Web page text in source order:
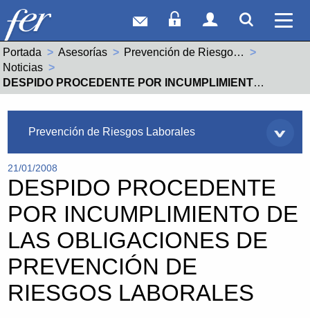
Correo webAcceso Socios
Acceso
Portada Asesorías
Prevención de Riesgos Laborales
Noticias
Actual:
DESPIDO PROCEDENTE POR INCUMPLIMIENTO DE LAS OBLIGACIONES DE PREVENCIÓN DE RIESGOS LABORALES
Prevención de Riesgos Laborales
21/01/2008
DESPIDO PROCEDENTE
POR INCUMPLIMIENTO DE
LAS OBLIGACIONES DE
PREVENCIÓN DE
RIESGOS LABORALES